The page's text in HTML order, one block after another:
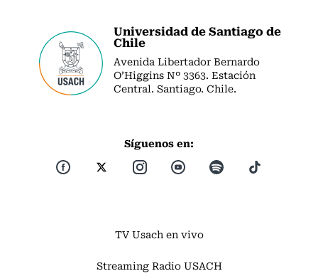
Universidad de Santiago de
Chile
Avenida Libertador Bernardo
O’Higgins Nº 3363. Estación
Central. Santiago. Chile.
Síguenos en:
TV Usach en vivo
Streaming Radio USACH